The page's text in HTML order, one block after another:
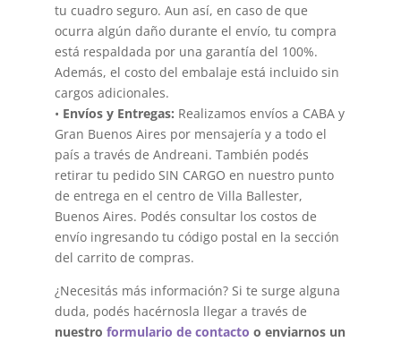
tu cuadro seguro. Aun así, en caso de que
ocurra algún daño durante el envío, tu compra
está respaldada por una garantía del 100%.
Además, el costo del embalaje está incluido sin
cargos adicionales.
• Envíos y Entregas: Realizamos envíos a CABA y
Gran Buenos Aires por mensajería y a todo el
país a través de Andreani. También podés
retirar tu pedido SIN CARGO en nuestro punto
de entrega en el centro de Villa Ballester,
Buenos Aires. Podés consultar los costos de
envío ingresando tu código postal en la sección
del carrito de compras.
¿Necesitás más información? Si te surge alguna
duda, podés hacérnosla llegar a través de
nuestro formulario de contacto o enviarnos un